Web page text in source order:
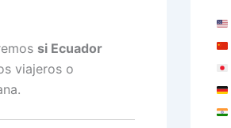
si Ecuador
viajeros o